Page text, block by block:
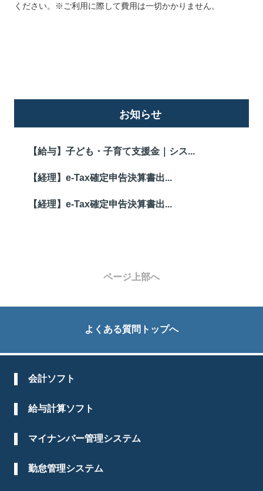
ください。※ご利用に際して費用は一切かかりません。
お知らせ
【給与】子ども・子育て支援金｜シス...
【経理】e-Tax確定申告決算書出...
【経理】e-Tax確定申告決算書出...
ページ上部へ
よくある質問トップへ
会計ソフト
給与計算ソフト
マイナンバー管理システム
勤怠管理システム